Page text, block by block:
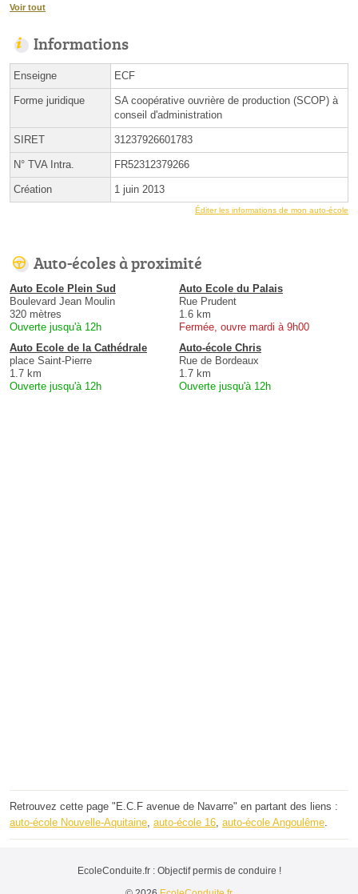
Voir tout
Informations
Enseigne ECF
Forme juridique
SA coopérative ouvrière de production (SCOP) à
conseil d'administration
SIRET 31237926601783
N° TVA Intra. FR52312379266
Création 1 juin 2013
Éditer les informations de mon auto-école
Auto-écoles à proximité
Auto Ecole Plein Sud
Boulevard Jean Moulin
320 mètres
Ouverte jusqu'à 12h
Auto Ecole du Palais
Rue Prudent
1.6 km
Fermée, ouvre mardi à 9h00
Auto Ecole de la Cathédrale
place Saint-Pierre
1.7 km
Ouverte jusqu'à 12h
Auto-école Chris
Rue de Bordeaux
1.7 km
Ouverte jusqu'à 12h
Retrouvez cette page "E.C.F avenue de Navarre" en partant des liens :
auto-école Nouvelle-Aquitaine auto-école 16 auto-école Angoulême
EcoleConduite.fr : Objectif permis de conduire !